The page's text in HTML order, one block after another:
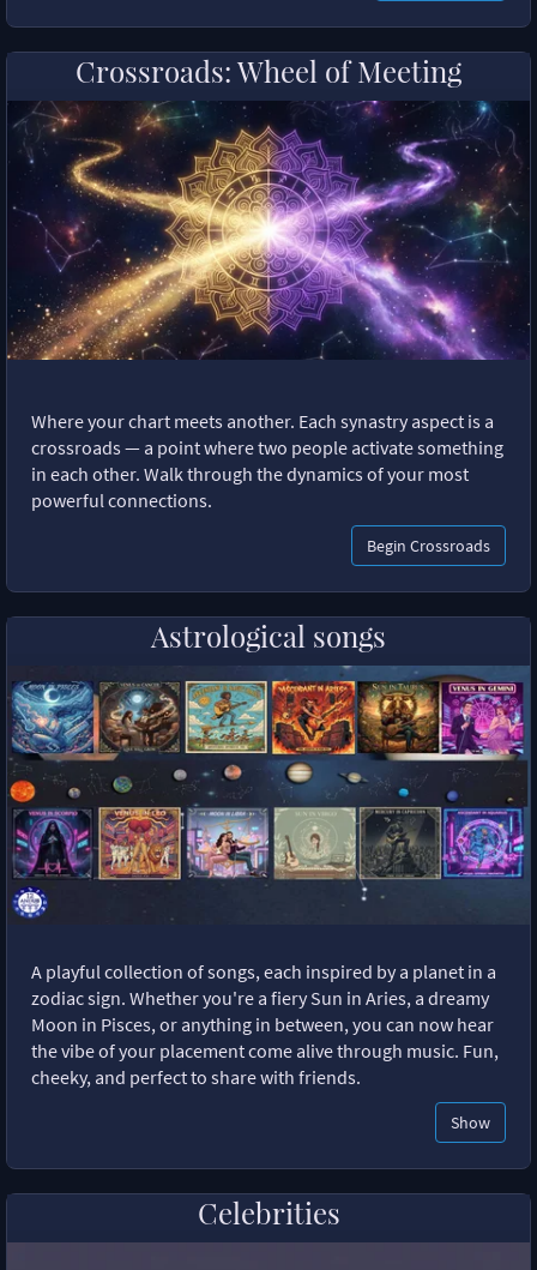
Crossroads: Wheel of Meeting
Where your chart meets another. Each synastry aspect is a
crossroads — a point where two people activate something
in each other. Walk through the dynamics of your most
powerful connections.
Begin Crossroads
Astrological songs
A playful collection of songs, each inspired by a planet in a
zodiac sign. Whether you're a fiery Sun in Aries, a dreamy
Moon in Pisces, or anything in between, you can now hear
the vibe of your placement come alive through music. Fun,
cheeky, and perfect to share with friends.
Show
Celebrities